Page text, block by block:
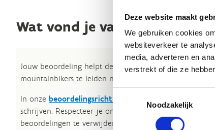
Deze website maakt
We gebruiken cookies
websiteverkeer te
media, adverteren en
verstrekt of die ze
Noodzakelijk
Wat vond je van deze route?
Jouw beoordeling helpt de kwaliteit van de routes in
mountainbikers te leiden naar de fijnste plekken.
In onze beoordelingsrichtlijnen
schrijven. Respecteer je onze richtlijnen niet, dan
beoordelingen te verwijderen. Wij behouden ons het